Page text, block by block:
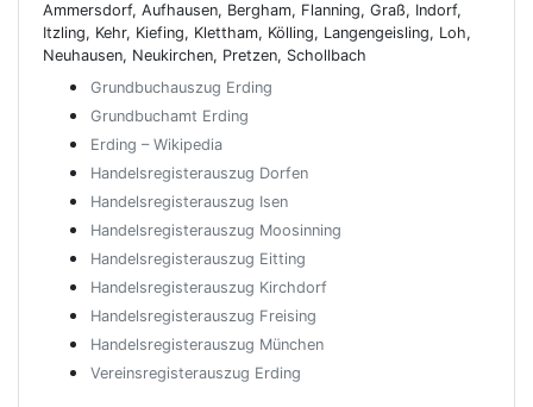
Ammersdorf, Aufhausen, Bergham, Flanning, Graß, Indorf,
Itzling, Kehr, Kiefing, Klettham, Kölling, Langengeisling, Loh,
Neuhausen, Neukirchen, Pretzen, Schollbach
Grundbuchauszug Erding
Grundbuchamt Erding
Erding – Wikipedia
Handelsregisterauszug Dorfen
Handelsregisterauszug Isen
Handelsregisterauszug Moosinning
Handelsregisterauszug Eitting
Handelsregisterauszug Kirchdorf
Handelsregisterauszug Freising
Handelsregisterauszug München
Vereinsregisterauszug Erding